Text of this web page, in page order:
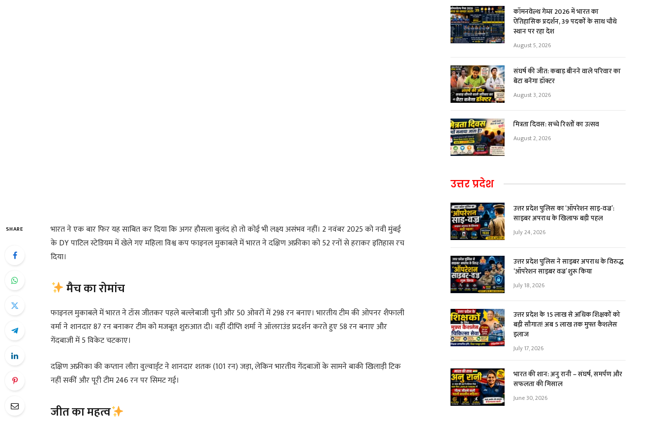
SHARE
भारत ने एक बार फिर यह साबित कर दिया कि अगर हौसला बुलंद हो तो कोई भी लक्ष्य असंभव नहीं। 2 नवंबर 2025 को नवी मुंबई
के DY पाटिल स्टेडियम में खेले गए महिला विश्व कप फाइनल मुकाबले में भारत ने दक्षिण अफ्रीका को 52 रनों से हराकर इतिहास रच
दिया।
मैच का रोमांच
फाइनल मुकाबले में भारत ने टॉस जीतकर पहले बल्लेबाजी चुनी और 50 ओवरों में 298 रन बनाए। भारतीय टीम की ओपनर शैफाली
वर्मा ने शानदार 87 रन बनाकर टीम को मजबूत शुरुआत दी। वहीं दीप्ति शर्मा ने ऑलराउंड प्रदर्शन करते हुए 58 रन बनाए और
गेंदबाजी में 5 विकेट चटकाए।
दक्षिण अफ्रीका की कप्तान लौरा वुल्वार्ड्ट ने शानदार शतक (101 रन) जड़ा, लेकिन भारतीय गेंदबाजों के सामने बाकी खिलाड़ी टिक
नहीं सकीं और पूरी टीम 246 रन पर सिमट गई।
जीत का महत्व
कॉमनवेल्थ गेम्स 2026 में भारत का
ऐतिहासिक प्रदर्शन, 39 पदकों के साथ चौथे
स्थान पर रहा देश
August 5, 2026
संघर्ष की जीत: कबाड़ बीनने वाले परिवार का
बेटा बनेगा डॉक्टर
August 3, 2026
मित्रता दिवस: सच्चे रिश्तों का उत्सव
August 2, 2026
उत्तर प्रदेश
उत्तर प्रदेश पुलिस का ‘ऑपरेशन साइ-वज्र’:
साइबर अपराध के खिलाफ बड़ी पहल
July 24, 2026
उत्तर प्रदेश पुलिस ने साइबर अपराध के विरुद्ध
‘ऑपरेशन साइबर वज्र’ शुरू किया
July 18, 2026
उत्तर प्रदेश के 15 लाख से अधिक शिक्षकों को
बड़ी सौगात! अब ₹5 लाख तक मुफ्त कैशलेस
इलाज
July 17, 2026
भारत की शान: अनु रानी – संघर्ष, समर्पण और
सफलता की मिसाल
June 30, 2026